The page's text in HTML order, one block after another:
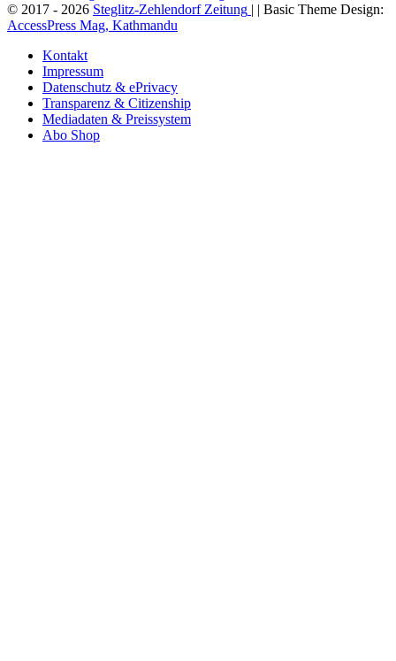
© 2017 - 2026 Steglitz-Zehlendorf Zeitung | | Basic Theme Design:
AccessPress Mag, Kathmandu
Kontakt
Impressum
Datenschutz & ePrivacy
Transparenz & Citizenship
Mediadaten & Preissystem
Abo Shop